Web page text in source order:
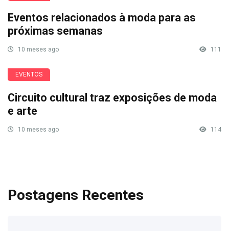
Eventos relacionados à moda para as
próximas semanas
10 meses ago 111
EVENTOS
Circuito cultural traz exposições de moda
e arte
10 meses ago 114
Postagens Recentes